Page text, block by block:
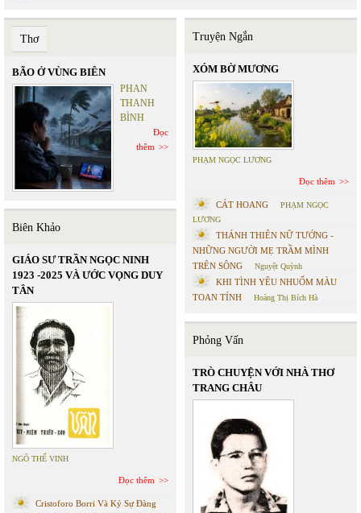
Thơ
BÃO Ở VÙNG BIÊN
PHAN
THANH
BÌNH
Đọc
thêm
Biên Khảo
GIÁO SƯ TRẦN NGỌC NINH
1923 -2025 VÀ ƯỚC VỌNG DUY
TÂN
NGÔ THẾ VINH
Đọc thêm
Cristoforo Borri Và Ký Sự Đàng
Truyện Ngắn
XÓM BỜ MƯƠNG
PHẠM NGỌC LƯƠNG
Đọc thêm
CÁT HOANG
PHẠM NGỌC
LƯƠNG
THÁNH THIÊN NỮ TƯỚNG -
NHỮNG NGƯỜI MẸ TRẦM MÌNH
TRÊN SÔNG
Nguyệt Quỳnh
KHI TÌNH YÊU NHUỐM MÀU
TOAN TÍNH
Hoàng Thị Bích Hà
Phỏng Vấn
TRÒ CHUYỆN VỚI NHÀ THƠ
TRANG CHÂU